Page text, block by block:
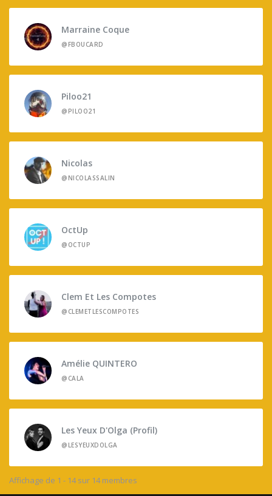
Marraine Coque
@FBOUCARD
Piloo21
@PILOO21
Nicolas
@NICOLASSALIN
OctUp
@OCTUP
Clem Et Les Compotes
@CLEMETLESCOMPOTES
Amélie QUINTERO
@CALA
Les Yeux D'Olga (profil)
@LESYEUXDOLGA
Affichage de 1 - 14 sur 14 membres